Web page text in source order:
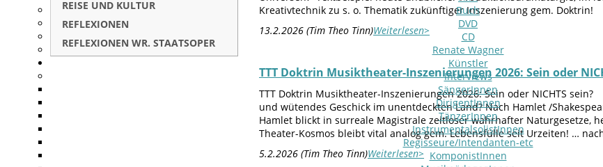
Buch
DVD
CD
Renate Wagner
Künstler
Interviews
SängerInnen
DirigentInnen
TänzerInnen
InstrumentalsolistInnen
Regisseure/Intendanten-etc
KomponistInnen
Kreativtechnik zu s. o. Thematik zukünftiger
13.2.2026 (Tim Theo Tinn)Weiterlesen>
TTT Doktrin Musiktheater-Inszenierungen 2026: Sein oder
TTT Doktrin Musiktheater-Inszenierungen 2026: Sein oder NICHTS
und wütendes Geschick im unentdeckten Land? Nach Hamlet /
Hamlet blickt in surreale Magistrale zeitloser wahrhafter Naturgesetze,
Theater-Kosmos bleibt vital analog gem. Lebensfülle seit Urzeiten! …
5.2.2026 (Tim Theo Tinn)Weiterlesen>
REISE UND KULTUR
REFLEXIONEN
REFLEXIONEN WR. STAATSOPER